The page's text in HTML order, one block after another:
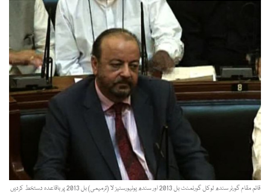
قائم مقام گورنر سندھ لوکل گورنمنٹ بل 2013 اور سندھ یونیورسٹیز لا (ترمیمی) بل 2013 پر باقاعدہ دستخط کردیں